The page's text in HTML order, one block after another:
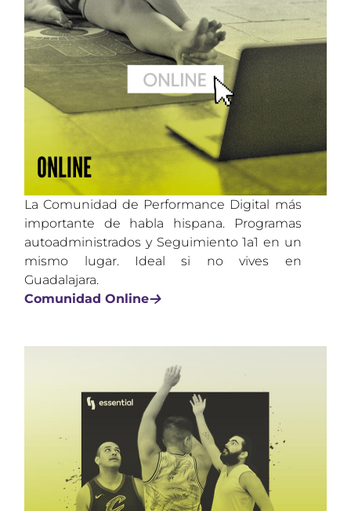
ONLINE
La Comunidad de Performance Digital más
importante de habla hispana. Programas
autoadministrados y Seguimiento 1a1 en un
mismo lugar. Ideal si no vives en
Guadalajara.
Comunidad Online